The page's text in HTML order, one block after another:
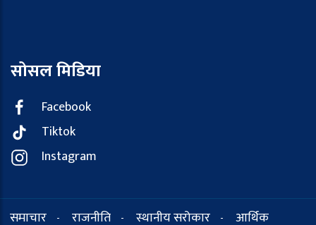
सोसल मिडिया
Facebook
Tiktok
Instagram
समाचार - राजनीति - स्थानीय सरोकार -
आर्थिक